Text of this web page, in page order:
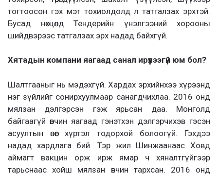
тогтоосон гэх мэт тохиолдолд л татгалзах эрхтэй.
Бусад нөхцөлд Тендерийн үнэлгээний хорооны
шийдвэрээс татгалзах эрх надад байхгүй.
Хятадын компани яагаад санал ирүүлээгүй юм бол?
Шалтгааныг нь мэдэхгүй. Хардах эрхийнхээ хүрээнд
нэг зүйлийг сонирхуулмаар санагдчихлаа. 2016 онд
мялзан дэлгэрсэн гэж ярьсан даа. Монголд
байгаагүй өвчин яагаад гэнэтхэн дэлгэрчихэв гэсэн
асуултын өнөөг хүртэл тодорхой болоогүй. Гэхдээ
надад хардлага бий. Тэр жил Шинжаанаас Ховд
аймагт вакцин орж ирж ямар ч хяналтгүйгээр
тарьснаас хойш мялзан өвчин тархсан. 2016 онд